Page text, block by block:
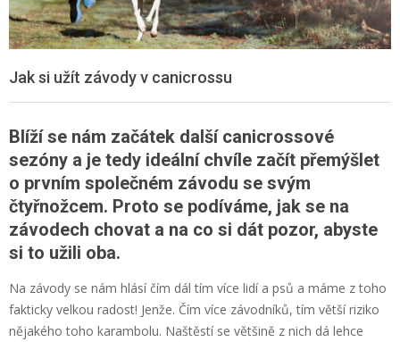
Jak si užít závody v canicrossu
Blíží se nám začátek další canicrossové
sezóny a je tedy ideální chvíle začít přemýšlet
o prvním společném závodu se svým
čtyřnožcem. Proto se podíváme, jak se na
závodech chovat a na co si dát pozor, abyste
si to užili oba.
Na závody se nám hlásí čím dál tím více lidí a psů a máme z toho
fakticky velkou radost! Jenže. Čím více závodníků, tím větší riziko
nějakého toho karambolu. Naštěstí se většině z nich dá lehce